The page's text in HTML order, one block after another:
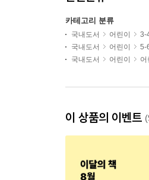
카테고리 분류
국내도서 어린이 3-
국내도서
어린이 5-
국내도서
어린이 어
이 상품의 이벤트